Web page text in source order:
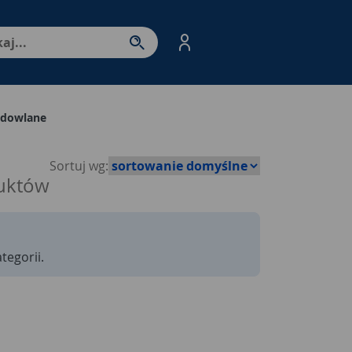
- przejdź do strony produktów. Spacja – otwórz/
Sortuj wg: